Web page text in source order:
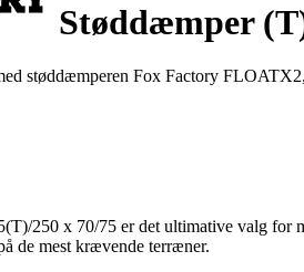
Støddæmper
støddæmperen Fox Factory
250 x 70/75 er det ultimative valg for
de mest krævende terræner.